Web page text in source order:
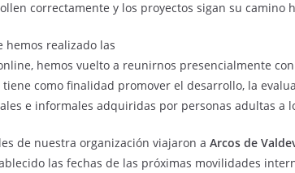
correctamente y los proyectos sigan su camino
hemos realizado las
hemos vuelto a reunirnos presencialmente
tiene como finalidad promover el desarrollo, la
e informales adquiridas por personas adultas a
de nuestra organización viajaron a Arcos de
las fechas de las próximas movilidades